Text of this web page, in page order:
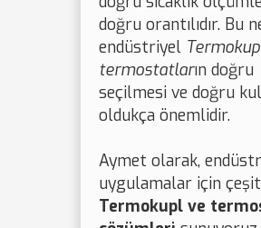
doğru orantılıdır. Bu
endüstriyel
termostatların doğru
seçilmesi ve doğru
oldukça önemlidir.
Aymet olarak,
uygulamalar için
Termokupl ve